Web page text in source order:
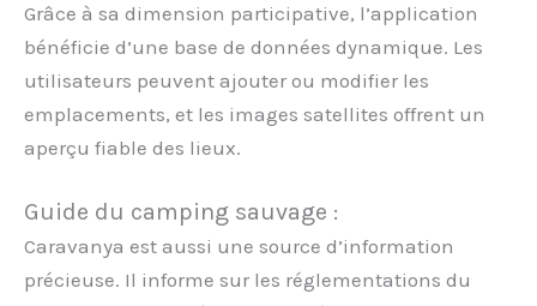
Grâce à sa dimension participative, l’application
bénéficie d’une base de données dynamique. Les
utilisateurs peuvent ajouter ou modifier les
emplacements, et les images satellites offrent un
aperçu fiable des lieux.
Guide du camping sauvage :
Caravanya est aussi une source d’information
précieuse. Il informe sur les réglementations du